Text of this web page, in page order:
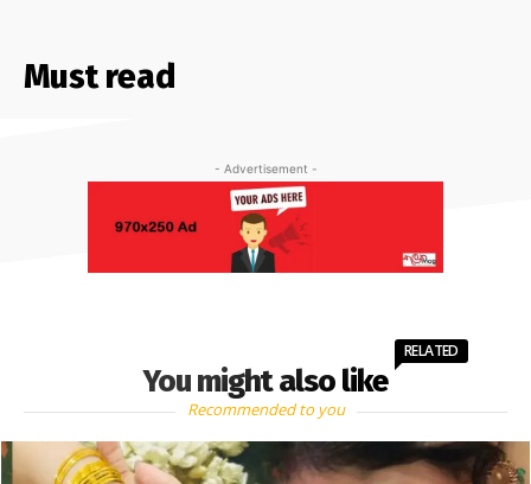
Must read
- Advertisement -
You might also like
RELATED
Recommended to you